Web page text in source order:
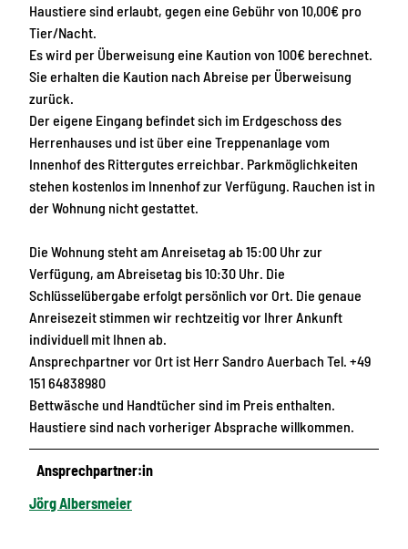
Haustiere sind erlaubt, gegen eine Gebühr von 10,00€ pro
Tier/Nacht.
Es wird per Überweisung eine Kaution von 100€ berechnet.
Sie erhalten die Kaution nach Abreise per Überweisung
zurück.
Der eigene Eingang befindet sich im Erdgeschoss des
Herrenhauses und ist über eine Treppenanlage vom
Innenhof des Rittergutes erreichbar. Parkmöglichkeiten
stehen kostenlos im Innenhof zur Verfügung. Rauchen ist in
der Wohnung nicht gestattet.
Die Wohnung steht am Anreisetag ab 15:00 Uhr zur
Verfügung, am Abreisetag bis 10:30 Uhr. Die
Schlüsselübergabe erfolgt persönlich vor Ort. Die genaue
Anreisezeit stimmen wir rechtzeitig vor Ihrer Ankunft
individuell mit Ihnen ab.
Ansprechpartner vor Ort ist Herr Sandro Auerbach Tel. +49
151 64838980
Bettwäsche und Handtücher sind im Preis enthalten.
Haustiere sind nach vorheriger Absprache willkommen.
Ansprechpartner:in
Jörg Albersmeier